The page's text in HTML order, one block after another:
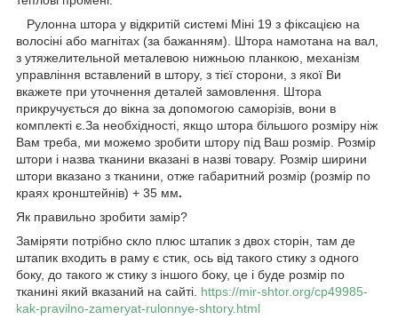
Рулонна штора у відкритій системі Міні 19 з фіксацією на
волосіні або магнітах (за бажанням). Штора намотана на вал,
з утяжелительной металевою нижньою планкою, механізм
управління вставлений в штору, з тієї сторони, з якої Ви
вкажете при уточнення деталей замовлення. Штора
прикручується до вікна за допомогою саморізів, вони в
комплекті є.За необхідності, якщо штора більшого розміру ніж
Вам треба, ми можемо зробити штору під Ваш розмір. Розмір
штори і назва тканини вказані в назві товару. Розмір ширини
штори вказано з тканини, отже габаритний розмір (розмір по
краях кронштейнів) + 35 мм.
Як правильно зробити замір?
Заміряти потрібно скло плюс штапик з двох сторін, там де
штапик входить в раму є стик, ось від такого стику з одного
боку, до такого ж стику з іншого боку, це і буде розмір по
тканині який вказаний на сайті. https://mir-shtor.org/cp49985-
kak-pravilno-zameryat-rulonnye-shtory.html